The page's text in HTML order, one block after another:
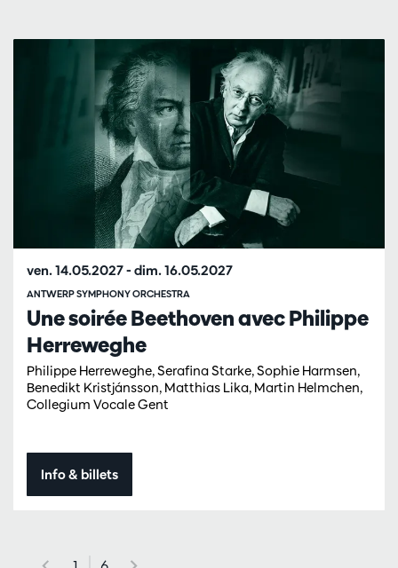
Une soirée Beethoven avec Philippe
Herreweghe
Philippe Herreweghe, Serafina Starke, Sophie Harmsen,
Benedikt Kristjánsson, Matthias Lika, Martin Helmchen,
Collegium Vocale Gent
ANTWERP SYMPHONY ORCHESTRA
ven. 14.05.2027- dim. 16.05.2027
Info & billets